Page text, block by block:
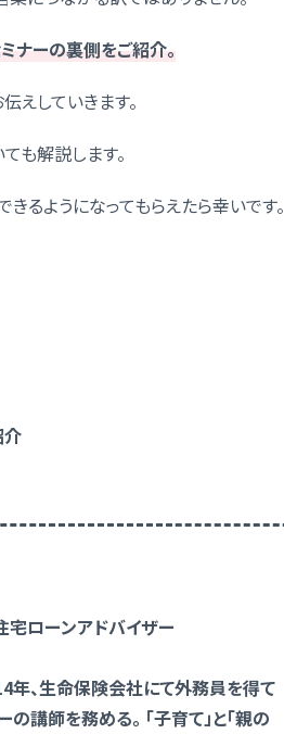
ナーの裏側をご紹介。
えしていきます。
も解説します。
るようになってもらえたら幸いです。
介
ローンアドバイザー
年、生命保険会社にて外務員を得て
講師を務める。 「子育て」と「親の